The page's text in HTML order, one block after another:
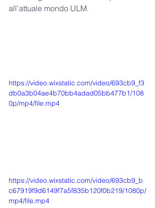
all'attuale mondo ULM.
https://video.wixstatic.com/video/693cb9_f3
db0a3b04ae4b70bb4adad05bb477b1/108
0p/mp4/file.mp4
https://video.wixstatic.com/video/693cb9_b
c67919f9d6149f7a5f835b120f0b219/1080p/
mp4/file.mp4